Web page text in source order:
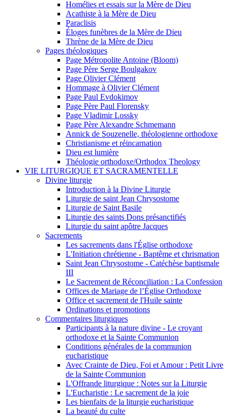
Homélies et essais sur la Mère de Dieu
Acathiste à la Mère de Dieu
Paraclisis
Éloges funèbres de la Mère de Dieu
Thrène de la Mère de Dieu
Pages théologiques
Page Métropolite Antoine (Bloom)
Page Père Serge Boulgakov
Page Olivier Clément
Hommage à Olivier Clément
Page Paul Evdokimov
Page Père Paul Florensky
Page Vladimir Lossky
Page Père Alexandre Schmemann
Annick de Souzenelle, théologienne orthodoxe
Christianisme et réincarnation
Dieu est lumière
Théologie orthodoxe/Orthodox Theology
VIE LITURGIQUE ET SACRAMENTELLE
Divine liturgie
Introduction à la Divine Liturgie
Liturgie de saint Jean Chrysostome
Liturgie de Saint Basile
Liturgie des saints Dons présanctifiés
Liturgie du saint apôtre Jacques
Sacrements
Les sacrements dans l'Église orthodoxe
L'Initiation chrétienne - Baptême et chrismation
Saint Jean Chrysostome - Catéchèse baptismale
III
Le Sacrement de Réconciliation : La Confession
Offices de Mariage de l’Église Orthodoxe
Office et sacrement de l'Huile sainte
Ordinations et promotions
Commentaires liturgiques
Participants à la nature divine - Le croyant
orthodoxe et la Sainte Communion
Conditions générales de la communion
eucharistique
Avec Crainte de Dieu, Foi et Amour : Petit Livre
de la Sainte Communion
L'Offrande liturgique : Notes sur la Liturgie
L'Eucharistie : Le sacrement de la joie
Les bienfaits de la liturgie eucharistique
La beauté du culte